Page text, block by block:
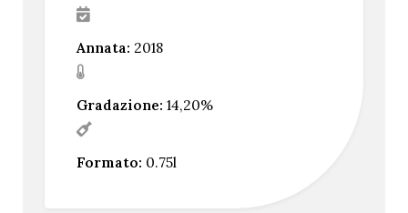
Annata: 2018
Gradazione: 14,20%
Formato: 0.75l